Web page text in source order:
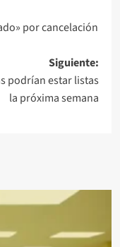
por cancelación
Siguiente:
podrían estar listas
la próxima semana